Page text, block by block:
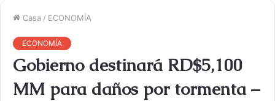
Casa / ECONOMÍA
ECONOMÍA
Gobierno destinará RD$5,100
MM para daños por tormenta –